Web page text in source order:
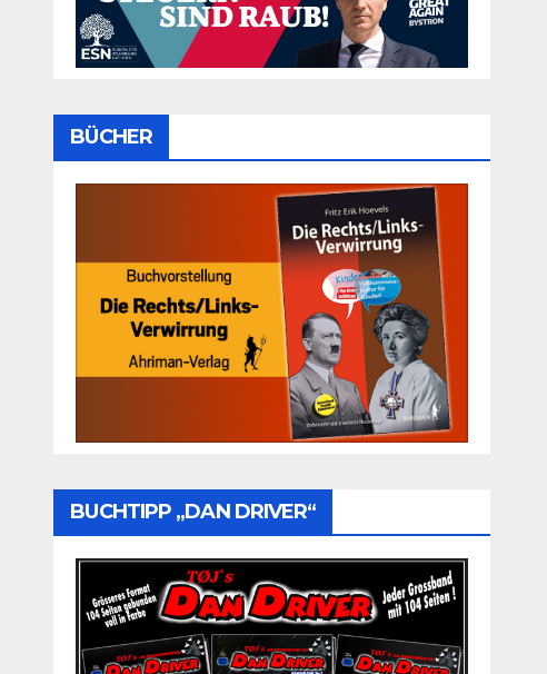
BÜCHER
BUCHTIPP „DAN DRIVER“